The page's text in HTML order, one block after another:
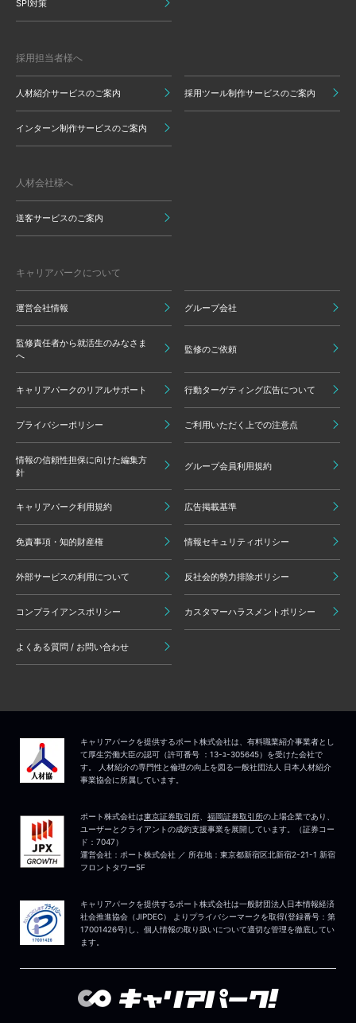
SPI対策
採用担当者様へ
人材紹介サービスのご案内 採用ツール制作サービスのご案内
インターン制作サービスのご案内
人材会社様へ
送客サービスのご案内
キャリアパークについて
運営会社情報 グループ会社
監修責任者から就活生のみなさま
へ
監修のご依頼
キャリアパークのリアルサポート 行動ターゲティング広告について
プライバシーポリシー ご利用いただく上での注意点
情報の信頼性担保に向けた編集方
針
グループ会員利用規約
キャリアパーク利用規約 広告掲載基準
免責事項・知的財産権 情報セキュリティポリシー
外部サービスの利用について 反社会的勢力排除ポリシー
コンプライアンスポリシー カスタマーハラスメントポリシー
よくある質問 / お問い合わせ